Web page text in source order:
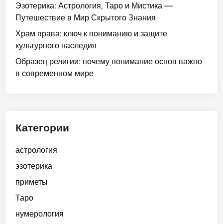
Эзотерика: Астрология, Таро и Мистика —
Путешествие в Мир Скрытого Знания
Храм права: ключ к пониманию и защите
культурного наследия
Образец религии: почему понимание основ важно
в современном мире
Категории
астрология
эзотерика
приметы
Таро
нумерология